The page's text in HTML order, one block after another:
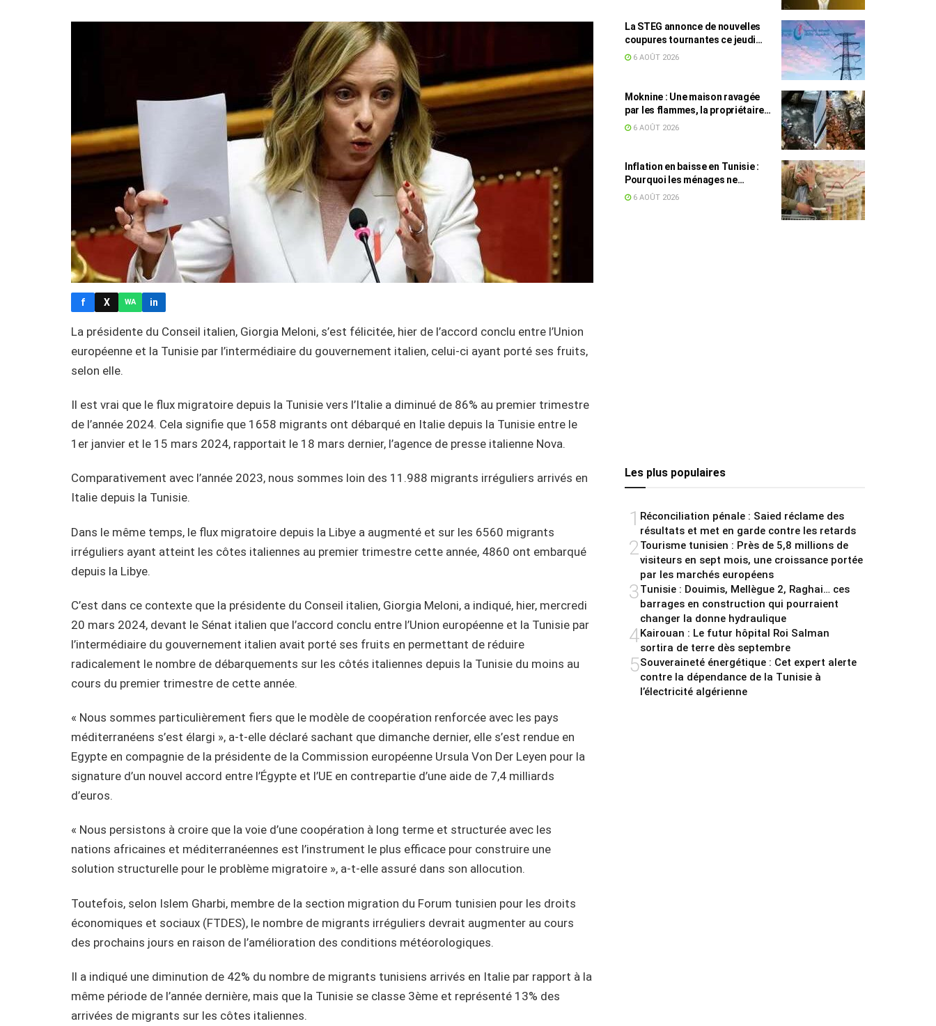
f X WA in
La présidente du Conseil italien, Giorgia Meloni, s’est félicitée, hier de l’accord conclu entre l’Union
européenne et la Tunisie par l’intermédiaire du gouvernement italien, celui-ci ayant porté ses fruits,
selon elle.
Il est vrai que le flux migratoire depuis la Tunisie vers l’Italie a diminué de 86% au premier trimestre
de l’année 2024. Cela signifie que 1658 migrants ont débarqué en Italie depuis la Tunisie entre le
1er janvier et le 15 mars 2024, rapportait le 18 mars dernier, l’agence de presse italienne Nova.
Comparativement avec l’année 2023, nous sommes loin des 11.988 migrants irréguliers arrivés en
Italie depuis la Tunisie.
Dans le même temps, le flux migratoire depuis la Libye a augmenté et sur les 6560 migrants
irréguliers ayant atteint les côtes italiennes au premier trimestre cette année, 4860 ont embarqué
depuis la Libye.
C’est dans ce contexte que la présidente du Conseil italien, Giorgia Meloni, a indiqué, hier, mercredi
20 mars 2024, devant le Sénat italien que l’accord conclu entre l’Union européenne et la Tunisie par
l’intermédiaire du gouvernement italien avait porté ses fruits en permettant de réduire
radicalement le nombre de débarquements sur les côtés italiennes depuis la Tunisie du moins au
cours du premier trimestre de cette année.
« Nous sommes particulièrement fiers que le modèle de coopération renforcée avec les pays
méditerranéens s’est élargi », a-t-elle déclaré sachant que dimanche dernier, elle s’est rendue en
Egypte en compagnie de la présidente de la Commission européenne Ursula Von Der Leyen pour la
signature d’un nouvel accord entre l’Égypte et l’UE en contrepartie d’une aide de 7,4 milliards
d’euros.
« Nous persistons à croire que la voie d’une coopération à long terme et structurée avec les
nations africaines et méditerranéennes est l’instrument le plus efficace pour construire une
solution structurelle pour le problème migratoire », a-t-elle assuré dans son allocution.
Toutefois, selon Islem Gharbi, membre de la section migration du Forum tunisien pour les droits
économiques et sociaux (FTDES), le nombre de migrants irréguliers devrait augmenter au cours
des prochains jours en raison de l’amélioration des conditions météorologiques.
Il a indiqué une diminution de 42% du nombre de migrants tunisiens arrivés en Italie par rapport à la
même période de l’année dernière, mais que la Tunisie se classe 3ème et représenté 13% des
arrivées de migrants sur les côtes italiennes.
La STEG annonce de nouvelles
coupures tournantes ce jeudi
dans plusieurs régions
6 AOÛT 2026
Moknine : Une maison ravagée
par les flammes, la propriétaire
accuse la STEG et la SONEDE
6 AOÛT 2026
Inflation en baisse en Tunisie :
Pourquoi les ménages ne
ressentent pas l’amélioration
6 AOÛT 2026
Les plus populaires
1 Réconciliation pénale : Saied réclame des
résultats et met en garde contre les retards
2Tourisme tunisien : Près de 5,8 millions de
visiteurs en sept mois, une croissance portée
par les marchés européens
3Tunisie : Douimis, Mellègue 2, Raghai… ces
barrages en construction qui pourraient
changer la donne hydraulique
4Kairouan : Le futur hôpital Roi Salman
sortira de terre dès septembre
5Souveraineté énergétique : Cet expert alerte
contre la dépendance de la Tunisie à
l’électricité algérienne